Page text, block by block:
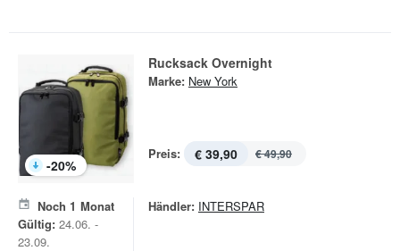
-20%
Rucksack Overnight
Marke: New York
Preis: € 39,90 € 49,90
Noch 1 Monat
Gültig: 24.06. -
23.09.
Händler: INTERSPAR